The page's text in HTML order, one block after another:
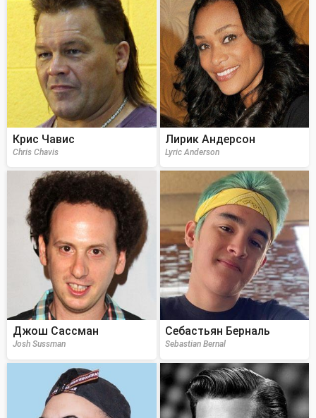
Крис Чавис
Chris Chavis
Лирик Андерсон
Lyric Anderson
Джош Сассман
Josh Sussman
Себастьян Берналь
Sebastian Bernal